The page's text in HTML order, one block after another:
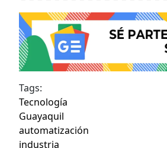
Tags:
Tecnología
Guayaquil
automatización
industria